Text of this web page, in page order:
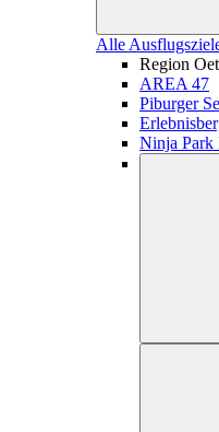
Alle
Region
AREA 47
Piburger
Ninja Park